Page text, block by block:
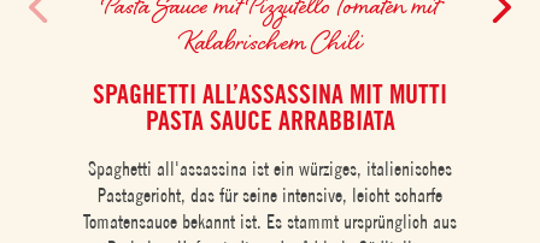
Kalabrischem Chili
SPAGHETTI ALL’ASSASSINA MIT MUTTI
PASTA SAUCE ARRABBIATA
Spaghetti all'assassina ist ein würziges, italienisches
Pastagericht, das für seine intensive, leicht scharfe
Tomatensauce bekannt ist. Es stammt ursprünglich aus